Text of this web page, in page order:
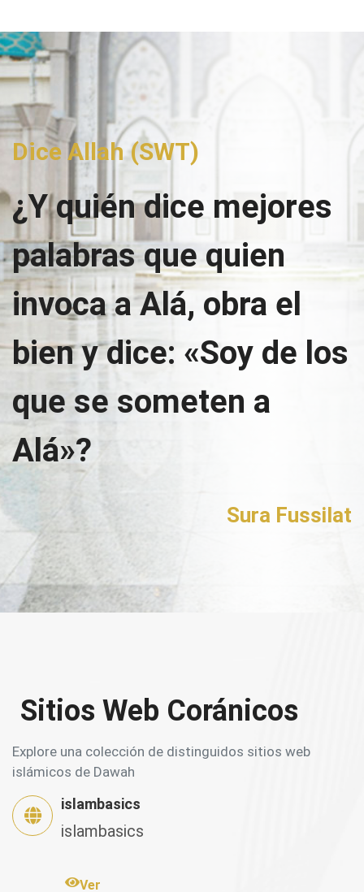
Dice Allah (SWT)
¿Y quién dice mejores
palabras que quien
invoca a Alá, obra el
bien y dice: «Soy de los
que se someten a
Alá»?
Sura Fussilat
Sitios Web Coránicos
Explore una colección de distinguidos sitios web
islámicos de Dawah
islambasics
islambasics
Ver